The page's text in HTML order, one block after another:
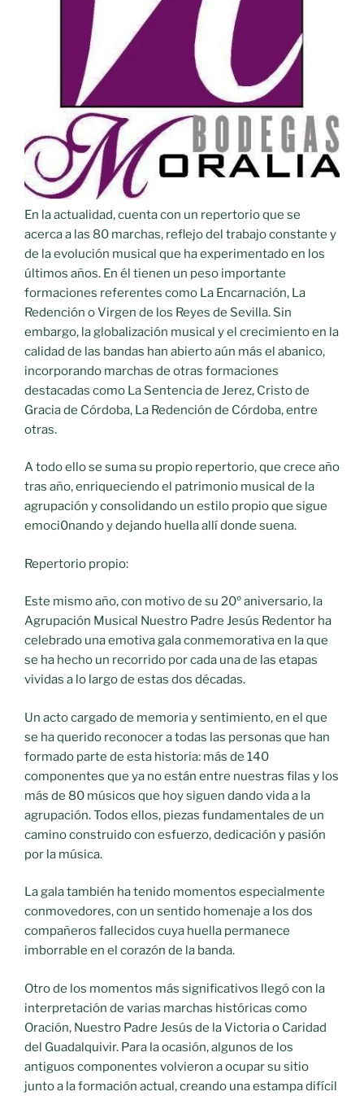
En la actualidad, cuenta con un repertorio que se
acerca a las 80 marchas, reflejo del trabajo constante y
de la evolución musical que ha experimentado en los
últimos años. En él tienen un peso importante
formaciones referentes como La Encarnación, La
Redención o Virgen de los Reyes de Sevilla. Sin
embargo, la globalización musical y el crecimiento en la
calidad de las bandas han abierto aún más el abanico,
incorporando marchas de otras formaciones
destacadas como La Sentencia de Jerez, Cristo de
Gracia de Córdoba, La Redención de Córdoba, entre
otras.
A todo ello se suma su propio repertorio, que crece año
tras año, enriqueciendo el patrimonio musical de la
agrupación y consolidando un estilo propio que sigue
emoci0nando y dejando huella allí donde suena.
Repertorio propio:
Este mismo año, con motivo de su 20º aniversario, la
Agrupación Musical Nuestro Padre Jesús Redentor ha
celebrado una emotiva gala conmemorativa en la que
se ha hecho un recorrido por cada una de las etapas
vividas a lo largo de estas dos décadas.
Un acto cargado de memoria y sentimiento, en el que
se ha querido reconocer a todas las personas que han
formado parte de esta historia: más de 140
componentes que ya no están entre nuestras filas y los
más de 80 músicos que hoy siguen dando vida a la
agrupación. Todos ellos, piezas fundamentales de un
camino construido con esfuerzo, dedicación y pasión
por la música.
La gala también ha tenido momentos especialmente
conmovedores, con un sentido homenaje a los dos
compañeros fallecidos cuya huella permanece
imborrable en el corazón de la banda.
Otro de los momentos más significativos llegó con la
interpretación de varias marchas históricas como
Oración, Nuestro Padre Jesús de la Victoria o Caridad
del Guadalquivir. Para la ocasión, algunos de los
antiguos componentes volvieron a ocupar su sitio
junto a la formación actual, creando una estampa difícil